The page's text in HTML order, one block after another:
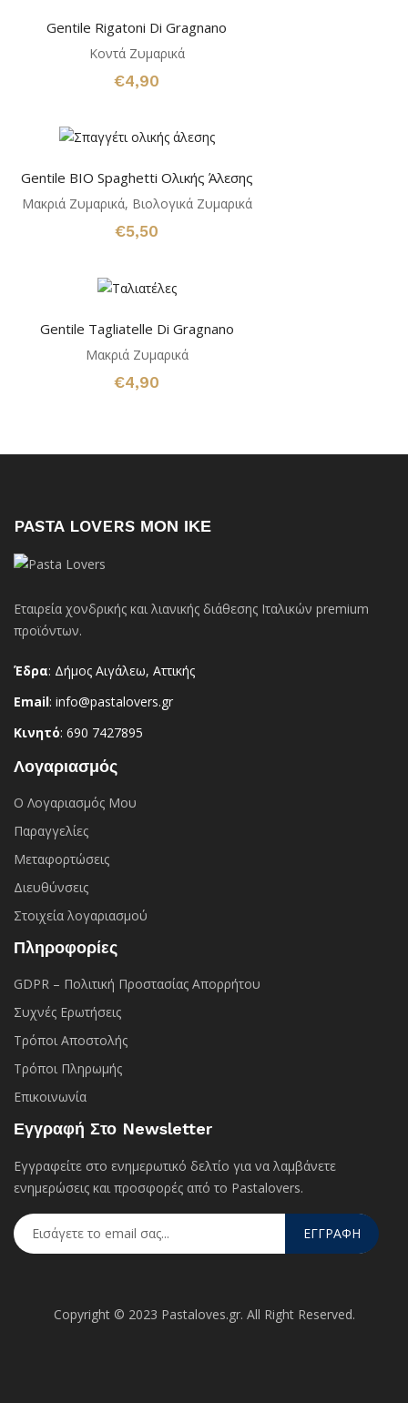
Gentile Rigatoni Di Gragnano
Κοντά Ζυμαρικά
€4,90
Gentile BIO Spaghetti Ολικής Άλεσης
Μακριά Ζυμαρικά, Βιολογικά Ζυμαρικά
€5,50
Gentile Tagliatelle Di Gragnano
Μακριά Ζυμαρικά
€4,90
PASTA LOVERS ΜΟΝ ΙΚΕ
Εταιρεία χονδρικής και λιανικής διάθεσης Ιταλικών premium
προϊόντων.
Έδρα: Δήμος Αιγάλεω, Αττικής
Email: info@pastalovers.gr
Κινητό: 690 7427895
Λογαριασμός
Ο Λογαριασμός Μου
Παραγγελίες
Μεταφορτώσεις
Διευθύνσεις
Στοιχεία λογαριασμού
Πληροφορίες
GDPR – Πολιτική Προστασίας Απορρήτου
Συχνές Eρωτήσεις
Τρόποι Αποστολής
Τρόποι Πληρωμής
Επικοινωνία
Εγγραφή Στο Newsletter
Εγγραφείτε στο ενημερωτικό δελτίο για να λαμβάνετε
ενημερώσεις και προσφορές από το Pastalovers.
ΕΓΓΡΑΦΗ
Copyright © 2023 Pastaloves.gr. All Right Reserved.